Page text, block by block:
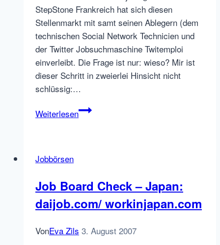
StepStone Frankreich hat sich diesen
Stellenmarkt mit samt seinen Ablegern (dem
technischen Social Network Technicien und
der Twitter Jobsuchmaschine Twitemploi
einverleibt. Die Frage ist nur: wieso? Mir ist
dieser Schritt in zweierlei Hinsicht nicht
schlüssig:…
WeiterlesenStepStone
Netzwerk
für
Technicien.com
Jobbörsen
Job Board Check – Japan:
daijob.com/ workinjapan.com
VonEva Zils 3. August 2007